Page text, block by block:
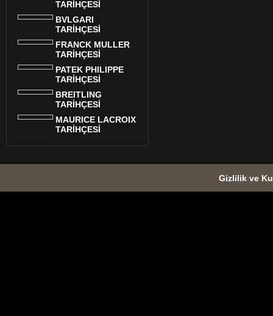
TARİHÇESİ
BVLGARI
TARİHÇESİ
FRANCK MULLER
TARİHÇESİ
PATEK PHILIPPE
TARİHÇESİ
BREITLING
TARİHÇESİ
MAURICE LACROIX
TARİHÇESİ
Gizlilik ve